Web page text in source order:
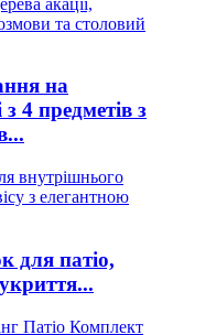
на
4 предметів з
для патіо,